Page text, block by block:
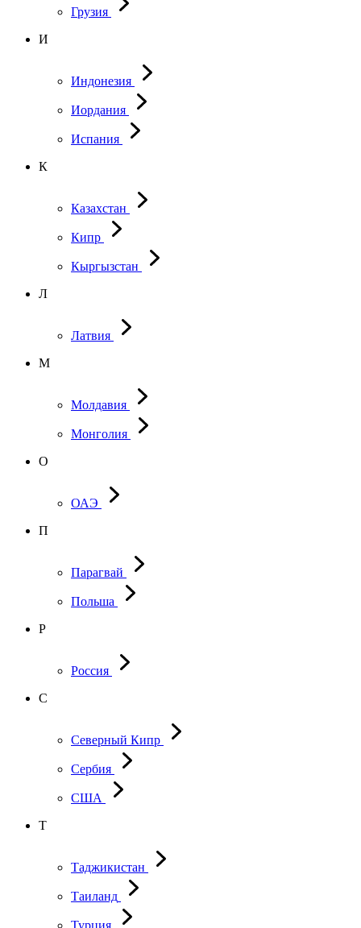
Грузия
И
Индонезия
Иордания
Испания
К
Казахстан
Кипр
Кыргызстан
Л
Латвия
М
Молдавия
Монголия
О
ОАЭ
П
Парагвай
Польша
Р
Россия
С
Северный Кипр
Сербия
США
Т
Таджикистан
Таиланд